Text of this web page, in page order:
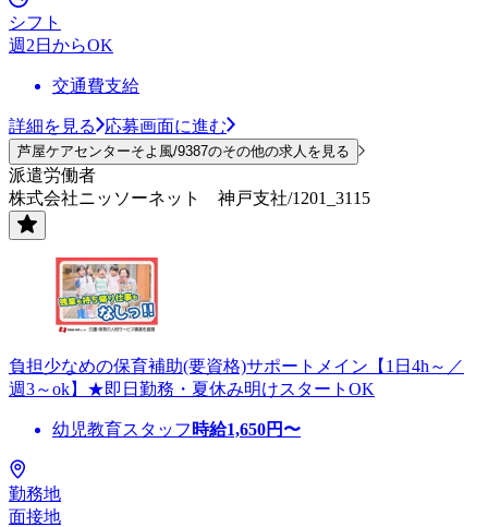
シフト
週2日からOK
交通費支給
詳細を見る 応募画面に進む
芦屋ケアセンターそよ風/9387のその他の求人を見る
派遣労働者
株式会社ニッソーネット 神戸支社/1201_3115
負担少なめの保育補助(要資格)サポートメイン【1日4h～／
週3～ok】★即日勤務・夏休み明けスタートOK
幼児教育スタッフ 時給1,650円〜
勤務地
面接地